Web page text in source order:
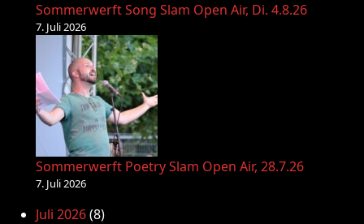
Sommerwerft Song Slam Open Air, Di. 4.8.26
7. Juli 2026
Sommerwerft Poetry Slam Open Air, 28.7.26
7. Juli 2026
Juli 2026(8)